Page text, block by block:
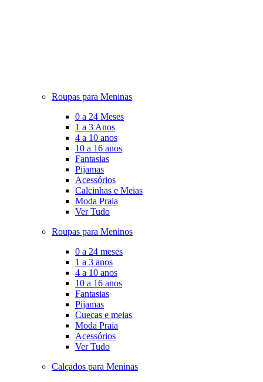
Roupas para Meninas
0 a 24 Meses
1 a 3 Anos
4 a 10 anos
10 a 16 anos
Fantasias
Pijamas
Acessórios
Calcinhas e Meias
Moda Praia
Ver Tudo
Roupas para Meninos
0 a 24 meses
1 a 3 anos
4 a 10 anos
10 a 16 anos
Fantasias
Pijamas
Cuecas e meias
Moda Praia
Acessórios
Ver Tudo
Calçados para Meninas